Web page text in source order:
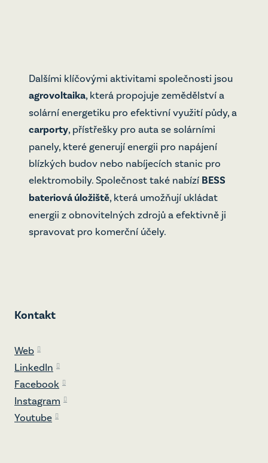
Dalšími klíčovými aktivitami společnosti jsou
agrovoltaika, která propojuje zemědělství a
solární energetiku pro efektivní využití půdy, a
carporty, přístřešky pro auta se solárními
panely, které generují energii pro napájení
blízkých budov nebo nabíjecích stanic pro
elektromobily. Společnost také nabízí BESS
bateriová úložiště, která umožňují ukládat
energii z obnovitelných zdrojů a efektivně ji
spravovat pro komerční účely.
Kontakt
Web
LinkedIn
Facebook
Instagram
Youtube